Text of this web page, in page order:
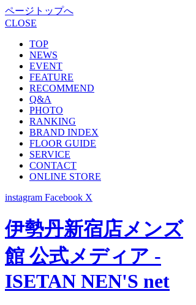
ページトップへ
CLOSE
TOP
NEWS
EVENT
FEATURE
RECOMMEND
Q&A
PHOTO
RANKING
BRAND INDEX
FLOOR GUIDE
SERVICE
CONTACT
ONLINE STORE
instagram Facebook X
伊勢丹新宿店メンズ
館 公式メディア -
ISETAN NEN'S net